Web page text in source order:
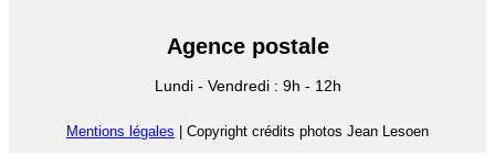
Agence postale
Lundi - Vendredi : 9h - 12h
Mentions légales | Copyright crédits photos Jean Lesoen